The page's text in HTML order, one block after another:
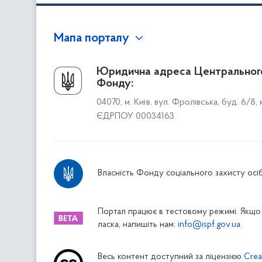
Мапа порталу
Про Фонд
Керівництво
Структура Фонду
Територіальні відділення
Дніпропетровське відділення
Житомирське відділення
Закарпатське відділення
Запорізьке відділення
Юридична адреса
Фонду:
04070, м. Київ, вул. Фролівська, буд. 6/8,
ЄДРПОУ 00034163
Власність Фонду соціального захисту осіб
Портал працює в тестовому режимі. Якщо
ласка, напишіть нам: info@ispf.gov.ua
Весь контент доступний за ліцензією